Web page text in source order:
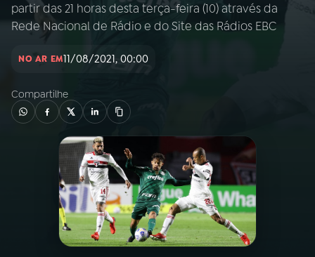
01INÍCIO
02A RÁDIO
03PROGRAMAÇÃO
PROGRAMAS
PODCASTS
VIDEOCASTS
partir das 21 horas desta terça-feira (10) através da
Rede Nacional de Rádio e do Site das Rádios EBC
NO AR EM11/08/2021, 00:00
Compartilhe